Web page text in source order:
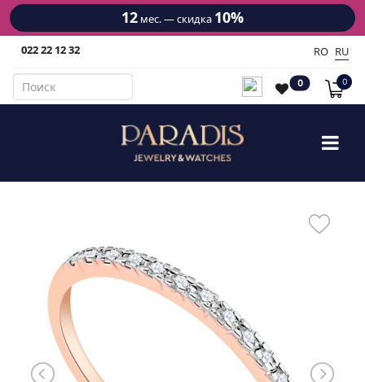
12 мес. — скидка 10%
022 22 12 32 RO RU
0 0